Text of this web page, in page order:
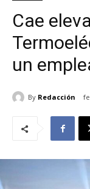
Cae
un
By Redacción